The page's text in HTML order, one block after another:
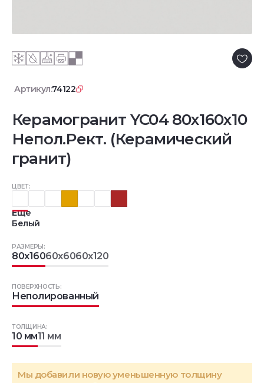
Артикул:74122
Керамогранит YC04 80x160x10
Непол.Рект. (Керамический
гранит)
ЦВЕТ:
Еще
Белый
РАЗМЕРЫ:
80x16060x6060x120
ТОЛЩИНА:
10 мм11 мм
ПОВЕРХНОСТЬ:
Неполированный
Мы добавили новую уменьшенную толщину